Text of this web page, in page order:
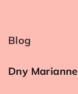
Blog
Dny Marianne